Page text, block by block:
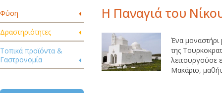
Φύση
Δραστηριότητες
Τοπικά προϊόντα &
Γαστρονομία
Η Παναγιά του
Ένα μοναστήρι
της
λειτουργούσε
Μακάριο,